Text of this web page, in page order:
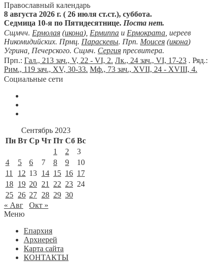
Православный календарь
8 августа 2026 г. ( 26 июля ст.ст.), суббота.
Седмица 10-я по Пятидесятнице. Поста нет.
Сщмчч. Ермолая (икона), Ермиппа и Ермократа , иереев
Никомидийских. Прмц. Параскевы. Прп. Моисея (икона)
Угрина, Печерского. Сщмч. Сергия пресвитера.
Прп.: Гал., 213 зач., V, 22 - VI, 2. Лк., 24 зач., VI, 17-23 . Ряд.:
Рим., 119 зач., XV, 30-33. Мф., 73 зач., XVII, 24 - XVIII, 4.
Социальные сети
Сентябрь 2023
Пн Вт Ср Чт Пт Сб Вс
1
2
3
4
5 6 7 8 9
10
11
12 13 14 15 16 17
18 19 20 21 22 23 24
25 26 27 28 29 30
« Авг
Окт »
Меню
Епархия
Архиерей
Карта сайта
КОНТАКТЫ